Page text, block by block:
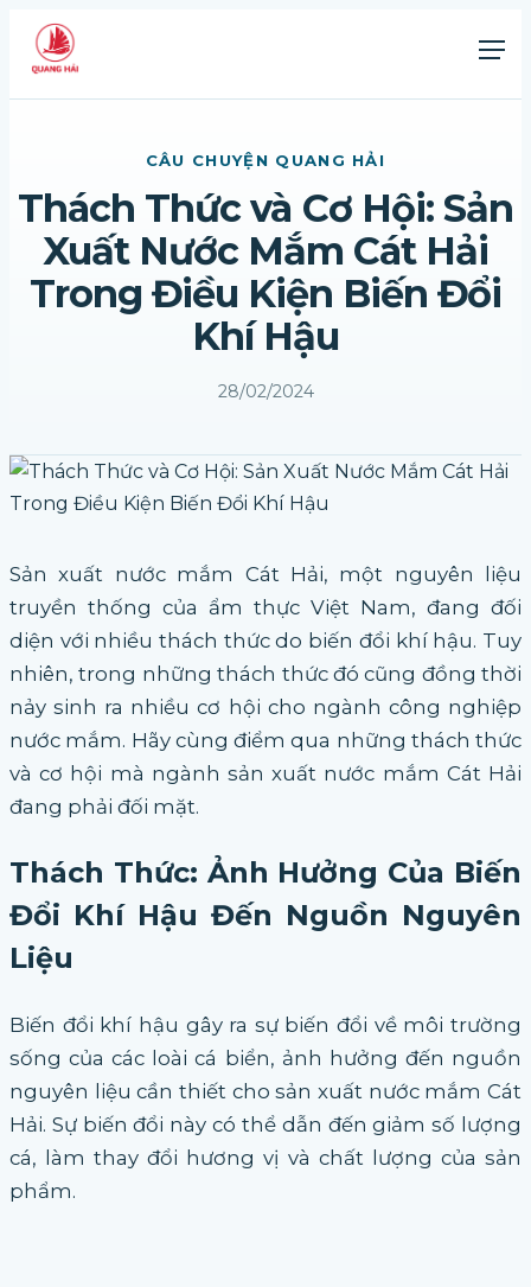
CÂU CHUYỆN QUANG HẢI
Thách Thức và Cơ Hội: Sản
Xuất Nước Mắm Cát Hải
Trong Điều Kiện Biến Đổi
Khí Hậu
28/02/2024
Sản xuất nước mắm Cát Hải, một nguyên liệu
truyền thống của ẩm thực Việt Nam, đang đối
diện với nhiều thách thức do biến đổi khí hậu. Tuy
nhiên, trong những thách thức đó cũng đồng thời
nảy sinh ra nhiều cơ hội cho ngành công nghiệp
nước mắm. Hãy cùng điểm qua những thách thức
và cơ hội mà ngành sản xuất nước mắm Cát Hải
đang phải đối mặt.
Thách Thức: Ảnh Hưởng Của Biến
Đổi Khí Hậu Đến Nguồn Nguyên
Liệu
Biến đổi khí hậu gây ra sự biến đổi về môi trường
sống của các loài cá biển, ảnh hưởng đến nguồn
nguyên liệu cần thiết cho sản xuất nước mắm Cát
Hải. Sự biến đổi này có thể dẫn đến giảm số lượng
cá, làm thay đổi hương vị và chất lượng của sản
phẩm.